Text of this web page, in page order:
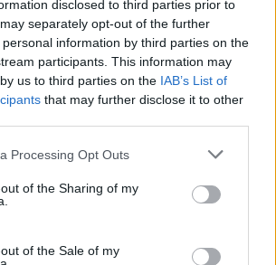
disclosed to third parties prior to
separately opt-out of the further
information by third parties on the
participants. This information may
us to third parties on the IAB’s List of
that may further disclose it to other
website/app uses one or more Google
visit or usage behaviour. You may click to
to Google and its third-party tags to
specified purposes in below Google
Processing Opt Outs
of the Sharing of my
of the Sale of my
ανοιχτά για το ενδεχόμενο να